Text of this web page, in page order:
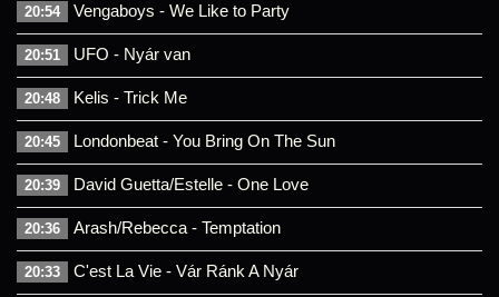
20:54 Vengaboys - We Like to Party
20:51 UFO - Nyár van
20:48 Kelis - Trick Me
20:45 Londonbeat - You Bring On The Sun
20:39 David Guetta/Estelle - One Love
20:36 Arash/Rebecca - Temptation
20:33 C'est La Vie - Vár Ránk A Nyár